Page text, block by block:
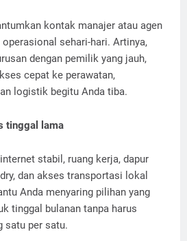
kontak manajer atau agen
operasional sehari-hari. Artinya,
dengan pemilik yang jauh,
cepat ke perawatan,
logistik begitu Anda tiba.
tinggal lama
stabil, ruang kerja, dapur
dan akses transportasi lokal
Anda menyaring pilihan yang
tinggal bulanan tanpa harus
satu per satu.